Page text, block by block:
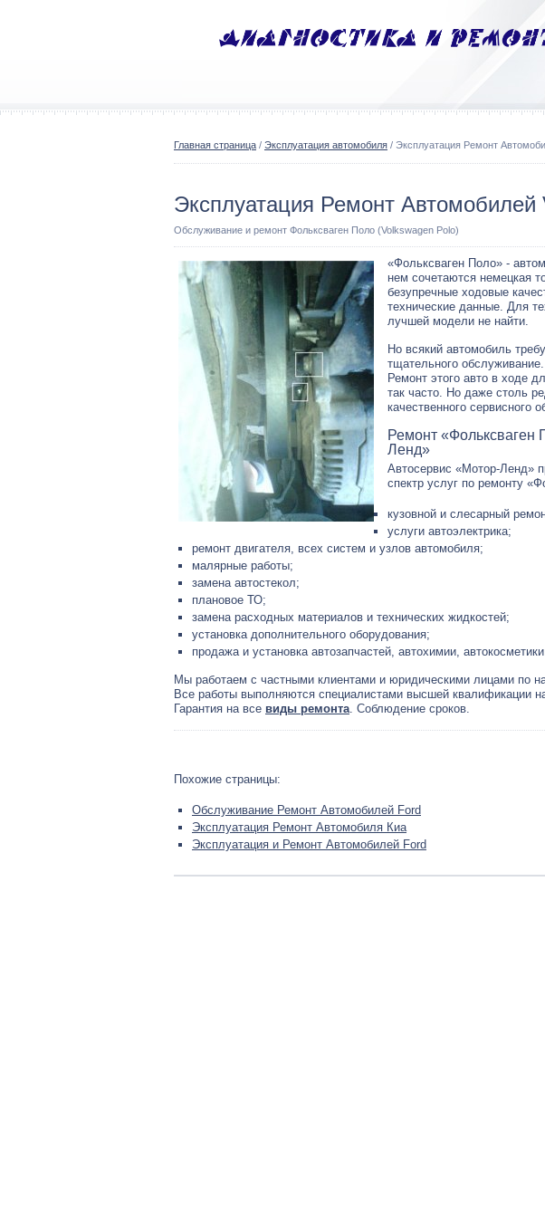
Главная страница / Эксплуатация автомобиля / Эксплуатация Ремонт
Эксплуатация Ремонт Автомобилей
Обслуживание и ремонт Фольксваген Поло (Volkswagen Polo)
«Фольксваген Поло» -
нем сочетаются немецкая
безупречные ходовые
технические данные. Для
лучшей модели не найти.
Но всякий автомобиль
тщательного
Ремонт этого авто в ходе
так часто. Но даже столь
качественного сервисного
Ремонт «Фольксваген
Ленд»
Автосервис «Мотор-Ленд»
спектр услуг по ремонту
кузовной и слесарный
услуги автоэлектрика;
ремонт двигателя, всех систем и узлов автомобиля;
малярные работы;
замена автостекол;
плановое ТО;
замена расходных материалов и технических жидкостей;
установка дополнительного оборудования;
продажа и установка автозапчастей, автохимии,
Мы работаем с частными клиентами и юридическими лицами по
Все работы выполняются специалистами высшей квалификации
Гарантия на все виды ремонта. Соблюдение сроков.
Похожие страницы:
Обслуживание Ремонт Автомобилей Ford
Эксплуатация Ремонт Автомобиля Киа
Эксплуатация и Ремонт Автомобилей Ford